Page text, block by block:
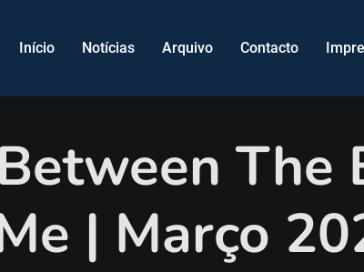
Início Notícias Arquivo Contacto
The
| Março